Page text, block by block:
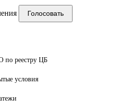
Голосовать
по реестру ЦБ
условия